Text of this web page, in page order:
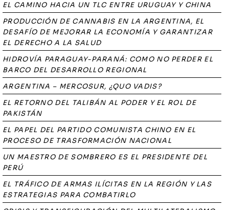
EL CAMINO HACIA UN TLC ENTRE URUGUAY Y CHINA
PRODUCCIÓN DE CANNABIS EN LA ARGENTINA, EL
DESAFÍO DE MEJORAR LA ECONOMÍA Y GARANTIZAR
EL DERECHO A LA SALUD
HIDROVÍA PARAGUAY-PARANÁ: COMO NO PERDER EL
BARCO DEL DESARROLLO REGIONAL
ARGENTINA – MERCOSUR, ¿QUO VADIS?
EL RETORNO DEL TALIBÁN AL PODER Y EL ROL DE
PAKISTÁN
EL PAPEL DEL PARTIDO COMUNISTA CHINO EN EL
PROCESO DE TRASFORMACIÓN NACIONAL
UN MAESTRO DE SOMBRERO ES EL PRESIDENTE DEL
PERÚ
EL TRÁFICO DE ARMAS ILÍCITAS EN LA REGIÓN Y LAS
ESTRATEGIAS PARA COMBATIRLO